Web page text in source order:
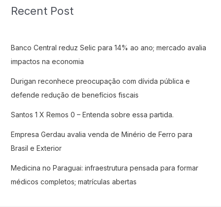
Recent Post
Banco Central reduz Selic para 14% ao ano; mercado avalia
impactos na economia
Durigan reconhece preocupação com dívida pública e
defende redução de benefícios fiscais
Santos 1 X Remos 0 – Entenda sobre essa partida.
Empresa Gerdau avalia venda de Minério de Ferro para
Brasil e Exterior
Medicina no Paraguai: infraestrutura pensada para formar
médicos completos; matrículas abertas